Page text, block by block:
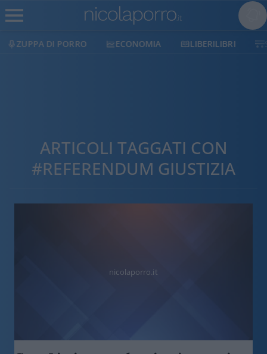
ZUPPA DI PORRO ECONOMIA LIBERILIBRI
ARTICOLI TAGGATI CON
#REFERENDUM GIUSTIZIA
nicolaporro.it